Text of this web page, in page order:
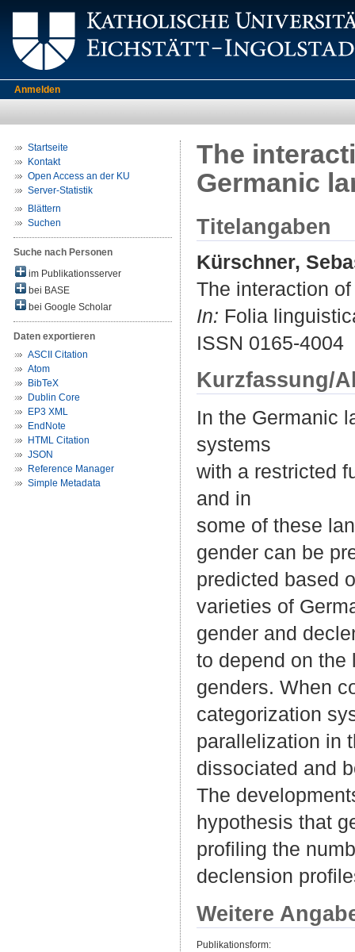
Anmelden
Startseite
Kontakt
Open Access an der KU
Server-Statistik
Blättern
Suchen
Suche nach Personen
im Publikationsserver
bei BASE
bei Google Scholar
Daten exportieren
ASCII Citation
Atom
BibTeX
Dublin Core
EP3 XML
EndNote
HTML Citation
JSON
Reference Manager
Simple Metadata
The
Germanic
Titelangaben
Kürschner,
The interaction
In: Folia
ISSN 0165-4004
Kurzfassung/
In the Germanic
systems
with a restricted
and in
some of these
gender can be
predicted based
varieties of
gender and
to depend on the
genders. When
categorization
parallelization in
dissociated and
The
hypothesis that
profiling the
declension
Weitere
Publikationsform: